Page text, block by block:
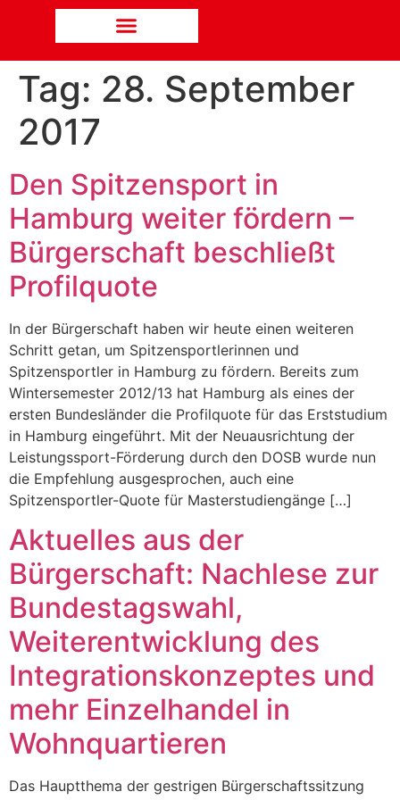
Tag: 28. September
2017
Den Spitzensport in
Hamburg weiter fördern –
Bürgerschaft beschließt
Profilquote
In der Bürgerschaft haben wir heute einen weiteren
Schritt getan, um Spitzensportlerinnen und
Spitzensportler in Hamburg zu fördern. Bereits zum
Wintersemester 2012/13 hat Hamburg als eines der
ersten Bundesländer die Profilquote für das Erststudium
in Hamburg eingeführt. Mit der Neuausrichtung der
Leistungssport-Förderung durch den DOSB wurde nun
die Empfehlung ausgesprochen, auch eine
Spitzensportler-Quote für Masterstudiengänge […]
Aktuelles aus der
Bürgerschaft: Nachlese zur
Bundestagswahl,
Weiterentwicklung des
Integrationskonzeptes und
mehr Einzelhandel in
Wohnquartieren
Das Hauptthema der gestrigen Bürgerschaftssitzung